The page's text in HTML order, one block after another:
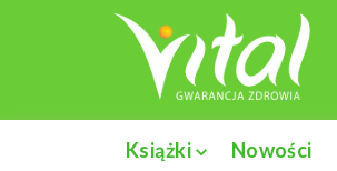
Książki Nowości